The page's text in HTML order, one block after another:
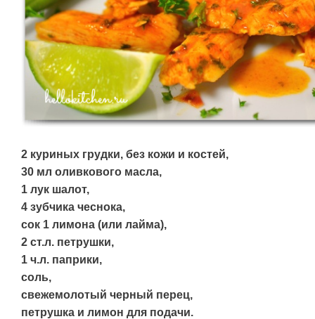
2 куриных грудки, без кожи и костей,
30 мл оливкового масла,
1 лук шалот,
4 зубчика чеснока,
сок 1 лимона (или лайма),
2 ст.л. петрушки,
1 ч.л. паприки,
соль,
свежемолотый черный перец,
петрушка и лимон для подачи.